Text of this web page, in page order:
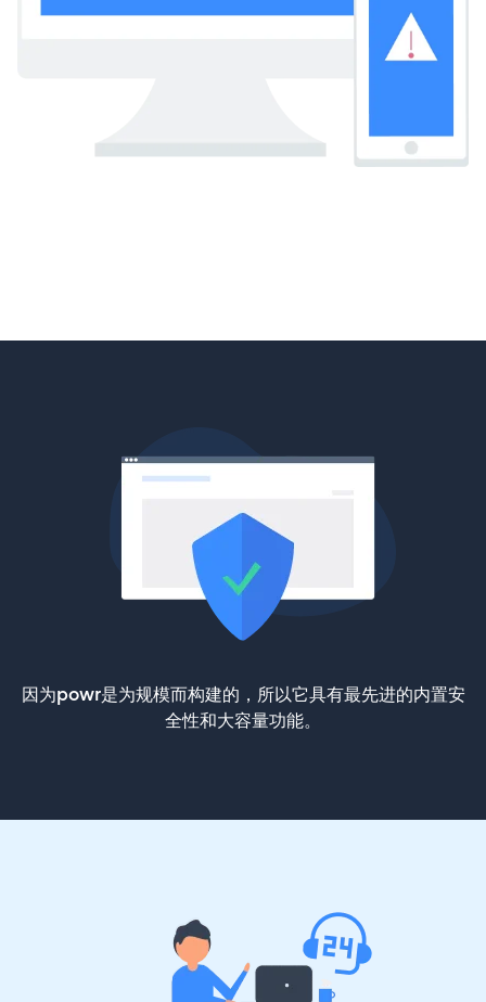
因为powr是为规模而构建的，所以它具有最先进的内置安
全性和大容量功能。